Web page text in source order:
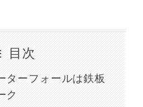
目次
ターフォールは鉄板
ク